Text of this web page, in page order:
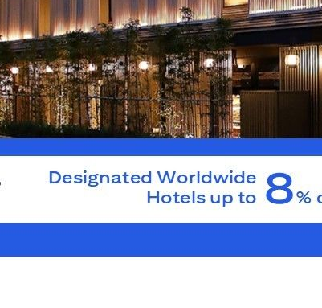
ฮ่องกง
เกาะฮ่องกง, Hong Kong
K
เกาลูน, Hong Kong
นิวเทร์ริทอรี่ส์, Hong Kong